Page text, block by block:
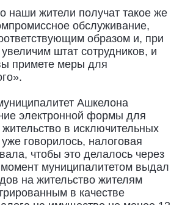
наши жители получат такое же
обслуживание,
образом и, при
штат сотрудников, и
примете меры для
Ашкелона
электронной формы для
в исключительных
говорилось, налоговая
чтобы это делалось через
муниципалитетом выдал
на жительство жителям
в качестве